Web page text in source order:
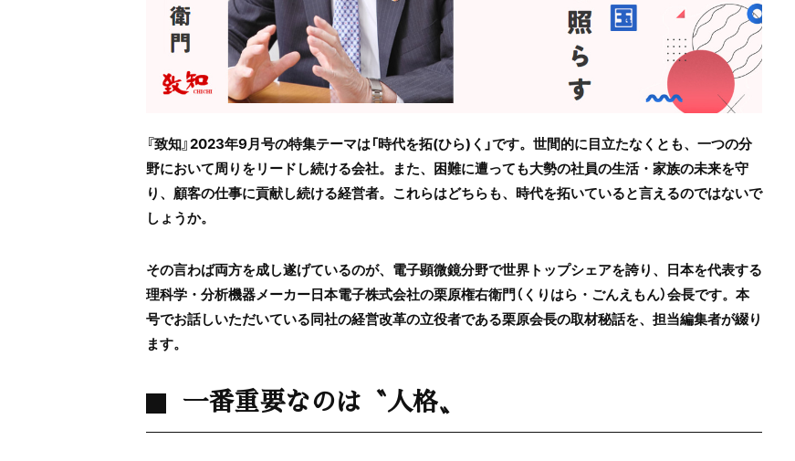
『致知』2023年9月号の特集テーマは「時代を拓(ひら)く」です。世間的に目立たなくとも、一つの分
野において周りをリードし続ける会社。また、困難に遭っても大勢の社員の生活・家族の未来を守
り、顧客の仕事に貢献し続ける経営者。これらはどちらも、時代を拓いていると言えるのではないで
しょうか。
その言わば両方を成し遂げているのが、電子顕微鏡分野で世界トップシェアを誇り、日本を代表する
理科学・分析機器メーカー日本電子株式会社の栗原権右衛門（くりはら・ごんえもん）会長です。本
号でお話しいただいている同社の経営改革の立役者である栗原会長の取材秘話を、担当編集者が綴り
ます。
一番重要なのは〝人格〟